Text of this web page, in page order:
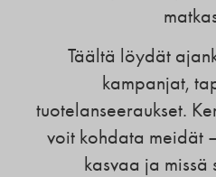
Täältä löydät
kampanjat,
tuotelanseeraukset.
voit kohdata meidät
kasvaa ja missä